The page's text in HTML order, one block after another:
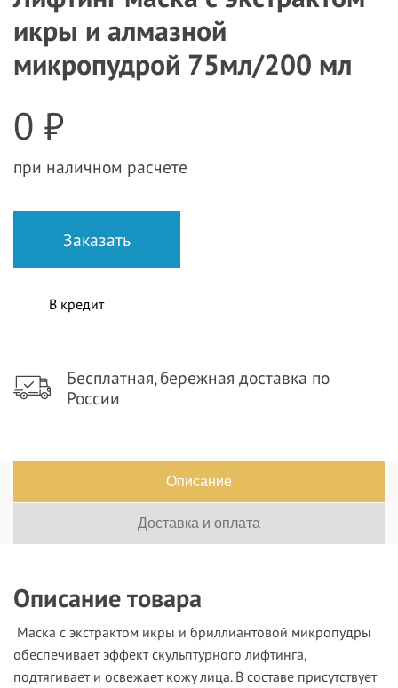
икры и алмазной
микропудрой 75мл/200 мл
0 ₽
при наличном расчете
В кредит
Бесплатная, бережная доставка по
России
Описание
Доставка и оплата
Описание товара
Маска с экстрактом икры и бриллиантовой микропудры
обеспечивает эффект скульптурного лифтинга,
подтягивает и освежает кожу лица. В составе присутствует